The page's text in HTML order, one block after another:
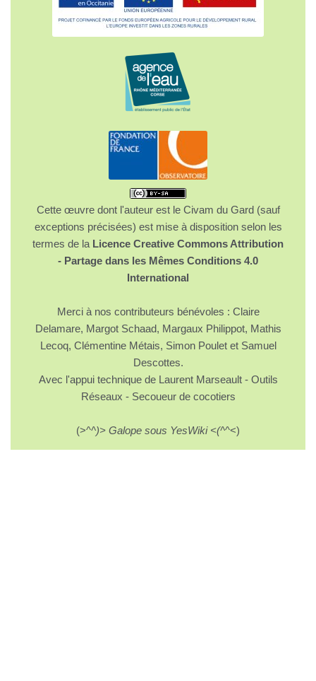
Cette œuvre dont l'auteur est le Civam du Gard (sauf
exceptions précisées) est mise à disposition selon les
termes de la Licence Creative Commons Attribution
- Partage dans les Mêmes Conditions 4.0
International
Merci à nos contributeurs bénévoles : Claire
Delamare, Margot Schaad, Margaux Philippot, Mathis
Lecoq, Clémentine Métais, Simon Poulet et Samuel
Descottes.
Avec l'appui technique de Laurent Marseault - Outils
Réseaux - Secoueur de cocotiers
(>^^)> Galope sous YesWiki <(^^<)